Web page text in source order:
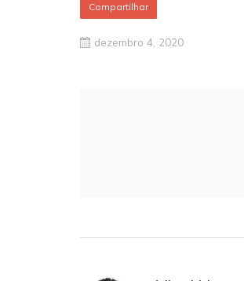
Compartilhar
dezembro 4, 2020